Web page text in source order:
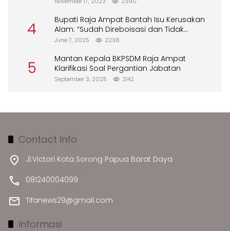
4
Bupati Raja Ampat Bantah Isu Kerusakan
Alam: “Sudah Direboisasi dan Tidak
Merusak Lingkungan”
June 7, 2025 2238
5
Mantan Kepala BKPSDM Raja Ampat
Klarifikasi Soal Pergantian Jabatan
September 3, 2025 2142
Contact Info
Jl.Victori Kota Sorong Papua Barat Daya
081240004099
Tifanews29@gmail.com
Informasi